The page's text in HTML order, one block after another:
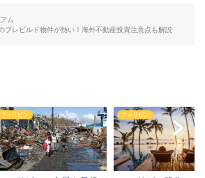
ム
プレビルド物件が熱い！海外不動産投資注意点も解説
フィリピン フィリピン